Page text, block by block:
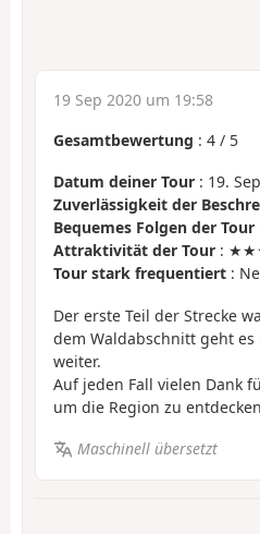
19 Sep 2020 um 19:58
Gesamtbewertung : 4 / 5
Datum deiner Tour : 19.
Zuverlässigkeit der
Bequemes Folgen der Tour
Attraktivität der Tour :
Tour stark frequentiert :
Der erste Teil der Strecke
dem Waldabschnitt geht
weiter.
Auf jeden Fall vielen Dank
um die Region zu
Maschinell übersetzt